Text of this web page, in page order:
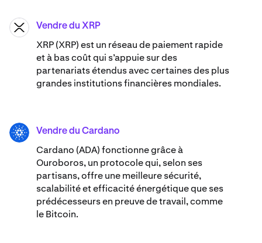
XRP Vendre du XRP
XRP (XRP) est un réseau de paiement rapide
et à bas coût qui s’appuie sur des
partenariats étendus avec certaines des plus
grandes institutions financières mondiales.
ADA Vendre du Cardano
Cardano (ADA) ​​fonctionne grâce à
Ouroboros, un protocole qui, selon ses
partisans, offre une meilleure sécurité,
scalabilité et efficacité énergétique que ses
prédécesseurs en preuve de travail, comme
le Bitcoin.